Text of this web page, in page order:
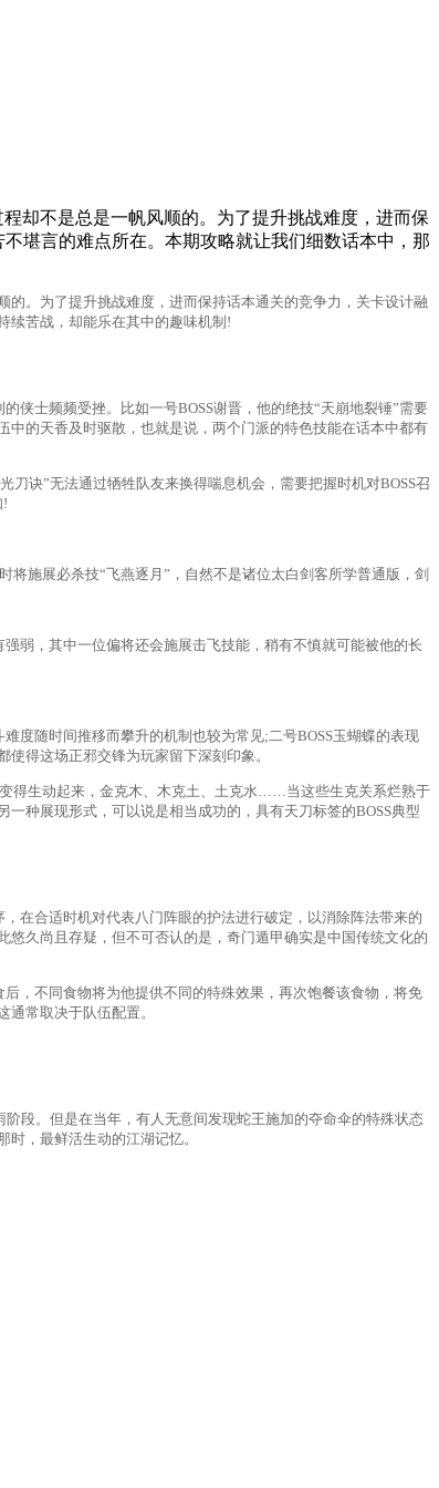
却不是总是一帆风顺的。为了提升挑战难度，进而保
堪言的难点所在。本期攻略就让我们细数话本中，那
。为了提升挑战难度，进而保持话本通关的竞争力，关卡设计融
续苦战，却能乐在其中的趣味机制!
士频频受挫。比如一号BOSS谢晋，他的绝技“天崩地裂锤”需要
的天香及时驱散，也就是说，两个门派的特色技能在话本中都有
诀”无法通过牺牲队友来换得喘息机会，需要把握时机对BOSS召
!
施展必杀技“飞燕逐月”，自然不是诸位太白剑客所学普通版，剑
弱，其中一位偏将还会施展击飞技能，稍有不慎就可能被他的长
度随时间推移而攀升的机制也较为常见;二号BOSS玉蝴蝶的表现
得这场正邪交锋为玩家留下深刻印象。
得生动起来，金克木、木克土、土克水……当这些生克关系烂熟于
种展现形式，可以说是相当成功的，具有天刀标签的BOSS典型
在合适时机对代表八门阵眼的护法进行破定，以消除阵法带来的
久尚且存疑，但不可否认的是，奇门遁甲确实是中国传统文化的
，不同食物将为他提供不同的特殊效果，再次饱餐该食物，将免
常取决于队伍配置。
段。但是在当年，有人无意间发现蛇王施加的夺命伞的特殊状态
，最鲜活生动的江湖记忆。